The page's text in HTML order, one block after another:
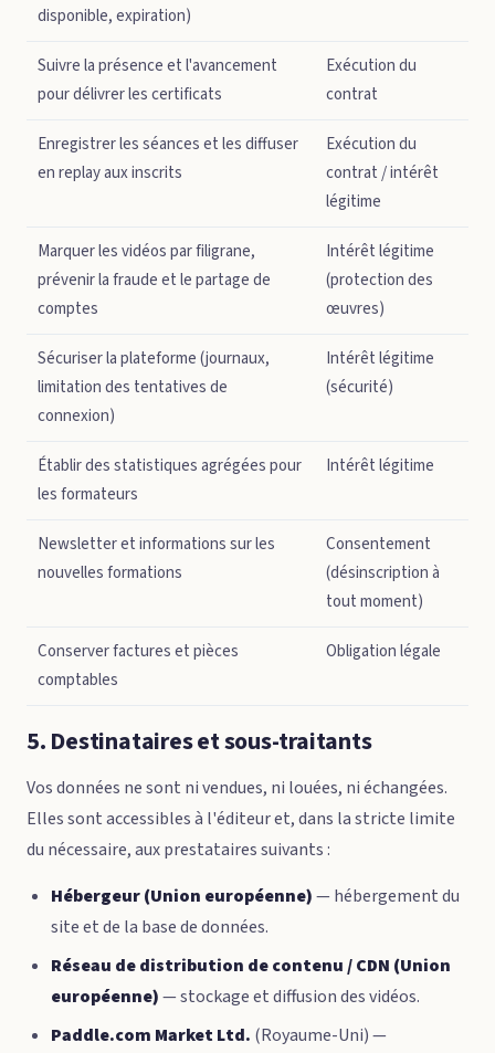
disponible, expiration)
Suivre la présence et l'avancement
pour délivrer les certificats
Exécution du
contrat
Enregistrer les séances et les diffuser
en replay aux inscrits
Exécution du
contrat / intérêt
légitime
Marquer les vidéos par filigrane,
prévenir la fraude et le partage de
comptes
Intérêt légitime
(protection des
œuvres)
Sécuriser la plateforme (journaux,
limitation des tentatives de
connexion)
Intérêt légitime
(sécurité)
Établir des statistiques agrégées pour
les formateurs
Intérêt légitime
Newsletter et informations sur les
nouvelles formations
Consentement
(désinscription à
tout moment)
Conserver factures et pièces
comptables
Obligation légale
5. Destinataires et sous-traitants
Vos données ne sont ni vendues, ni louées, ni échangées.
Elles sont accessibles à l'éditeur et, dans la stricte limite
du nécessaire, aux prestataires suivants :
Hébergeur (Union européenne)— hébergement du
site et de la base de données.
Réseau de distribution de contenu / CDN (Union
européenne)— stockage et diffusion des vidéos.
Paddle.com Market Ltd. (Royaume-Uni) —